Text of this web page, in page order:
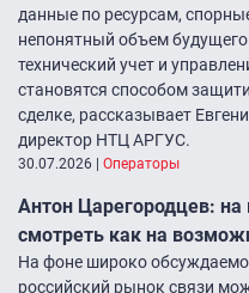
данные по ресурсам,
непонятный объем
технический учет и
становятся способом
сделке, рассказывает
директор НТЦ АРГУС.
30.07.2026 Операторы
Антон Царегородцев:
смотреть как на
На фоне широко
российский рынок связи